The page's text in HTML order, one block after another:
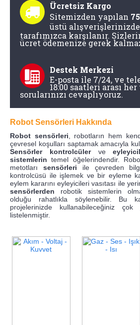
Ücretsiz Kargo
Sitemizden yapılan
üstü
tarafımızca karşılanır.
ücret ödemenize gerek
Destek Merkezi
E-posta ile 7/24, ve
18:00 saatleri arası
sorularınızı cevaplıyoruz.
Robot Sensörleri Hakkında
Robot sensörleri , robotların hem
çevresel koşulları saptamak amacıyla
Sensörler
kontrolcülerve
sistemlerin temel öğelerindendir.
metotları sensörleri ile çevreden
kontrolcüsü ile işlemek ve bir eyleme
eylem kararını eyleyicileri vasıtası ile
sensörlerden robotik sistemlerin
olduğu rahatlıkla söylenebilir. Bu
projelerinizde kullanabileceğiniz
listelenmiştir.